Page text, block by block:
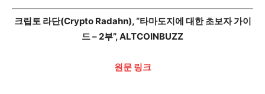
크립토 라단(Crypto Radahn), “타마도지에 대한 초보자 가이
드 – 2부”, ALTCOINBUZZ
원문 링크